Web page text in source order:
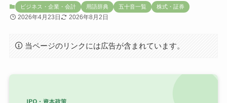
ビジネス・企業・会計 用語辞典 五十音一覧 株式・証券
2026年4月23日 2026年8月2日
当ページのリンクには広告が含まれています。